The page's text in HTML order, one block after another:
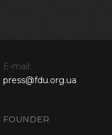
FOUNDER
E-mail:
press@fdu.org.ua